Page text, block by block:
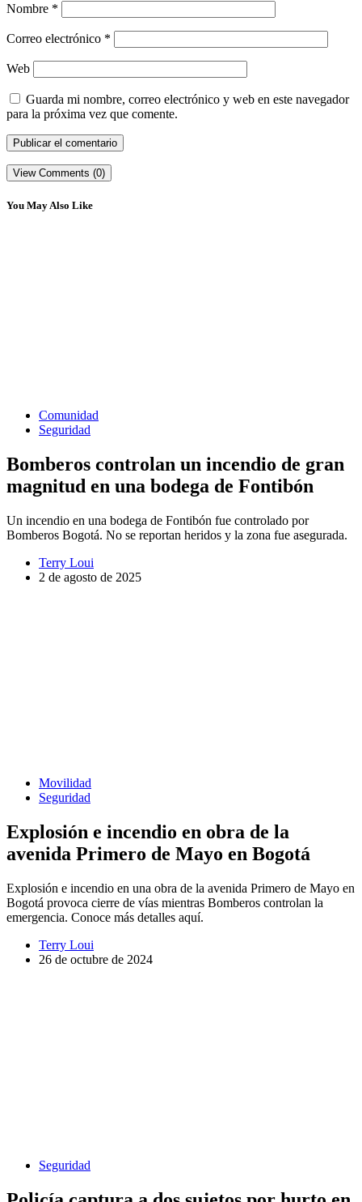
Nombre *
Correo electrónico *
Web
Guarda mi nombre, correo electrónico y web en este navegador
para la próxima vez que comente.
View Comments (0)
You May Also Like
Comunidad
Seguridad
Bomberos controlan un incendio de gran
magnitud en una bodega de Fontibón
Un incendio en una bodega de Fontibón fue controlado por
Bomberos Bogotá. No se reportan heridos y la zona fue asegurada.
Terry Loui
2 de agosto de 2025
Movilidad
Seguridad
Explosión e incendio en obra de la
avenida Primero de Mayo en Bogotá
Explosión e incendio en una obra de la avenida Primero de Mayo en
Bogotá provoca cierre de vías mientras Bomberos controlan la
emergencia. Conoce más detalles aquí.
Terry Loui
26 de octubre de 2024
Seguridad